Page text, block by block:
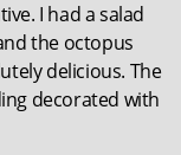
I had a salad
the octopus
delicious. The
decorated with